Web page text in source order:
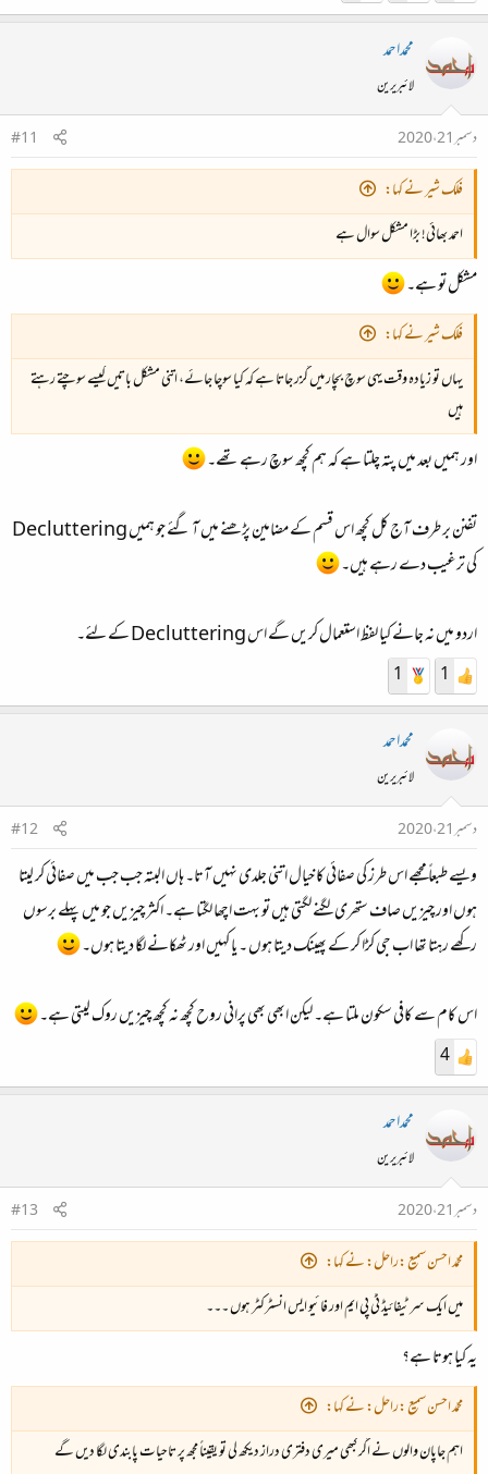
محمداحمد
لائبریرین
دسمبر 21، 2020
#11
فلک شیر نے کہا:
احمد بھائی! بڑا مشکل سوال ہے
مشکل تو ہے۔
فلک شیر نے کہا:
یہاں تو زیادہ وقت یہی سوچ بچار میں گزر جاتا ہے کہ کیا سوچا جائے، اتنی مشکل باتیں کیسے سوچتے رہتے
ہیں
اور ہمیں بعد میں پتہ چلتا ہے کہ ہم کچھ سوچ رہے تھے۔
تفنن بر طرف آج کل کچھ اس قسم کے مضامین پڑھنے میں آ گئے جو ہمیں Decluttering
کی ترغیب دے رہے ہیں۔
اردو میں نہ جانے کیا لفظ استعمال کریں گے اس Decluttering کے لئے۔
1
1
محمداحمد
لائبریرین
دسمبر 21، 2020
#12
ویسے طبعاً مجھے اس طرز کی صفائی کا خیال اتنی جلدی نہیں آتا۔ ہاں البتہ جب جب میں صفائی کر لیتا
ہوں اور چیزیں صاف ستھری لگنے لگتی ہیں تو بہت اچھا لگتا ہے۔ اکثر چیزیں جو میں پہلے برسوں
رکھے رہتا تھا اب جی کڑا کر کے پھینک دیتا ہوں ۔ یا کہیں اور ٹھکانے لگا دیتا ہوں۔
اس کام سے کافی سکون ملتا ہے۔ لیکن ابھی بھی پرانی روح کچھ نہ کچھ چیزیں روک لیتی ہے۔
4
محمداحمد
لائبریرین
دسمبر 21، 2020
#13
محمّد احسن سمیع :راحل: نے کہا:
میں ایک سرٹیفائیڈ ٹی پی ایم اور فائیو ایس انسٹرکٹر ہوں ۔۔۔
یہ کیا ہوتا ہے؟
محمّد احسن سمیع :راحل: نے کہا:
اہم جاپان والوں نے اگر کبھی میری دفتری دراز دیکھ لی تو یقیناً مجھ پر تاحیات پابندی لگا دیں گے